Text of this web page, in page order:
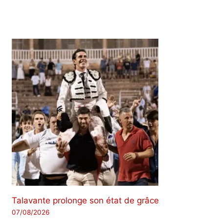
Talavante prolonge son état de grâce
07/08/2026